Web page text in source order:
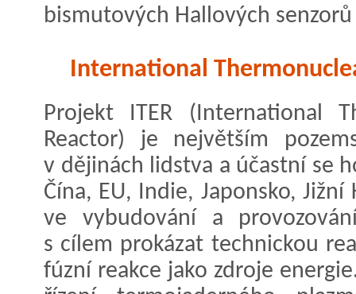
bismutových Hallových
International
Projekt ITER (International
Reactor) je největším
v dějinách lidstva a účastní se
Čína, EU, Indie, Japonsko, Jižní
ve vybudování a
s cílem prokázat technickou
fúzní reakce jako zdroje